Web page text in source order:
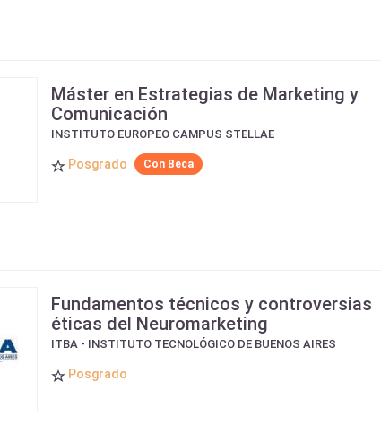
Máster en Estrategias de Marketing y
Comunicación
INSTITUTO EUROPEO CAMPUS STELLAE
Posgrado Con Beca
Fundamentos técnicos y controversias
éticas del Neuromarketing
ITBA - INSTITUTO TECNOLÓGICO DE BUENOS AIRES
Posgrado